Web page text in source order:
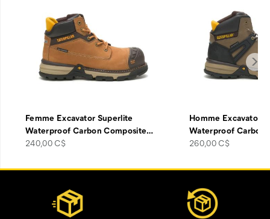
Femme Excavator Superlite
Waterproof Carbon Composite…
price
240,00 C$
Homme Excavator
Waterproof Carbon
price
260,00 C$
Liens